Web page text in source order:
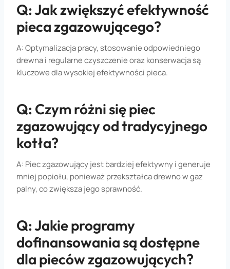
Q: Jak zwiększyć efektywność
pieca zgazowującego?
A: Optymalizacja pracy, stosowanie odpowiedniego
drewna i regularne czyszczenie oraz konserwacja są
kluczowe dla wysokiej efektywności pieca.
Q: Czym różni się piec
zgazowujący od tradycyjnego
kotła?
A: Piec zgazowujący jest bardziej efektywny i generuje
mniej popiołu, ponieważ przekształca drewno w gaz
palny, co zwiększa jego sprawność.
Q: Jakie programy
dofinansowania są dostępne
dla pieców zgazowujących?